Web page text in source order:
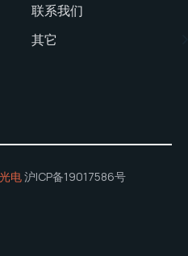
联系我们
其它
电沪ICP备19017586号